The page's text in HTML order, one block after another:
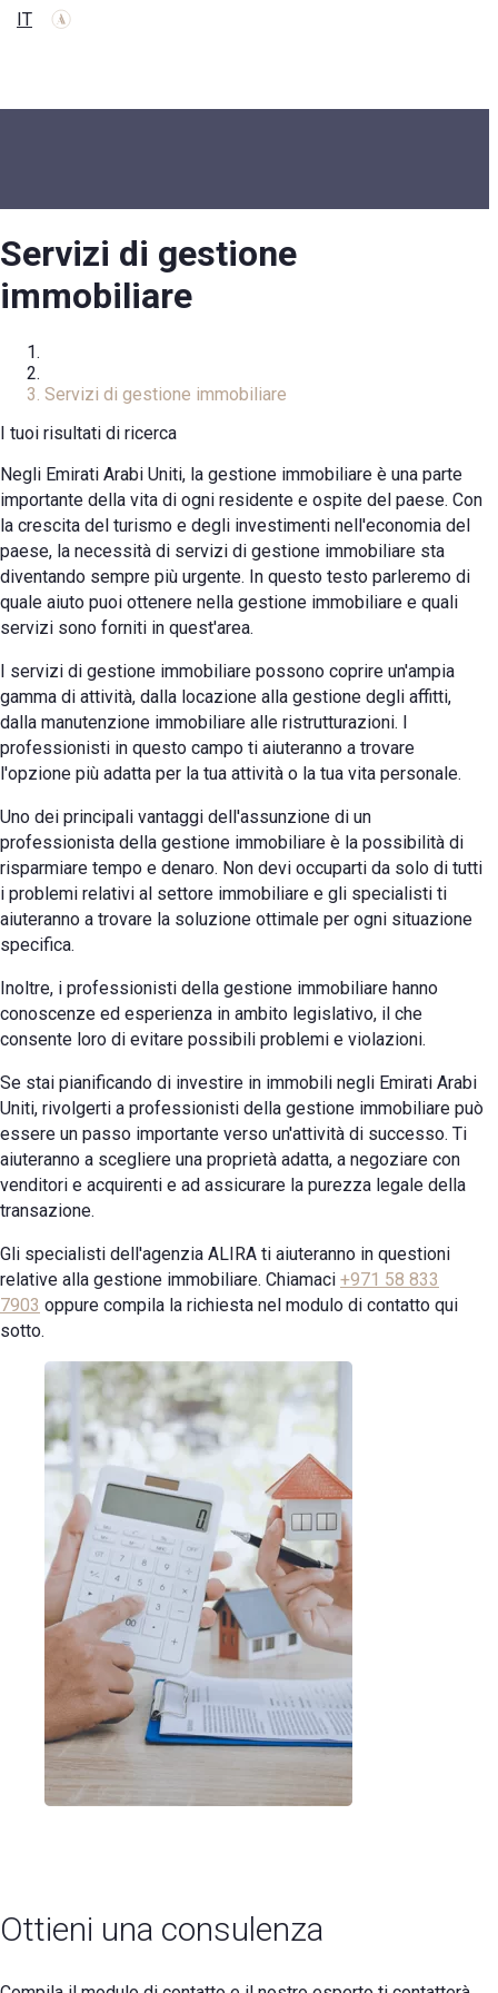
IT
Servizi di gestione
immobiliare
Servizi di gestione immobiliare
I tuoi risultati di ricerca
Negli Emirati Arabi Uniti, la gestione immobiliare è una parte
importante della vita di ogni residente e ospite del paese. Con
la crescita del turismo e degli investimenti nell'economia del
paese, la necessità di servizi di gestione immobiliare sta
diventando sempre più urgente. In questo testo parleremo di
quale aiuto puoi ottenere nella gestione immobiliare e quali
servizi sono forniti in quest'area.
I servizi di gestione immobiliare possono coprire un'ampia
gamma di attività, dalla locazione alla gestione degli affitti,
dalla manutenzione immobiliare alle ristrutturazioni. I
professionisti in questo campo ti aiuteranno a trovare
l'opzione più adatta per la tua attività o la tua vita personale.
Uno dei principali vantaggi dell'assunzione di un
professionista della gestione immobiliare è la possibilità di
risparmiare tempo e denaro. Non devi occuparti da solo di tutti
i problemi relativi al settore immobiliare e gli specialisti ti
aiuteranno a trovare la soluzione ottimale per ogni situazione
specifica.
Inoltre, i professionisti della gestione immobiliare hanno
conoscenze ed esperienza in ambito legislativo, il che
consente loro di evitare possibili problemi e violazioni.
Se stai pianificando di investire in immobili negli Emirati Arabi
Uniti, rivolgerti a professionisti della gestione immobiliare può
essere un passo importante verso un'attività di successo. Ti
aiuteranno a scegliere una proprietà adatta, a negoziare con
venditori e acquirenti e ad assicurare la purezza legale della
transazione.
Gli specialisti dell'agenzia ALIRA ti aiuteranno in questioni
relative alla gestione immobiliare. Chiamaci +971 58 833
7903 oppure compila la richiesta nel modulo di contatto qui
sotto.
Ottieni una consulenza